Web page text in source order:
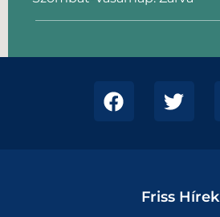
Friss Hírek